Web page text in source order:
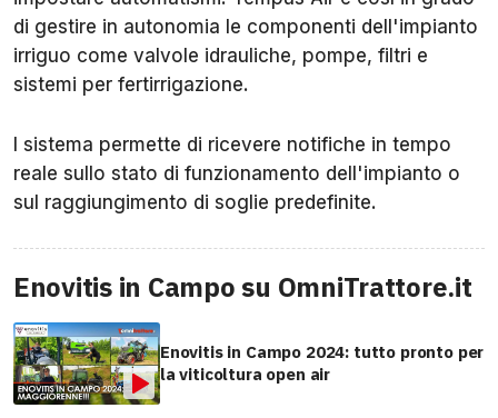
di gestire in autonomia le componenti dell'impianto
irriguo come valvole idrauliche, pompe, filtri e
sistemi per fertirrigazione.
l sistema permette di ricevere notifiche in tempo
reale sullo stato di funzionamento dell'impianto o
sul raggiungimento di soglie predefinite.
Enovitis in Campo su OmniTrattore.it
Enovitis in Campo 2024: tutto pronto per
la viticoltura open air